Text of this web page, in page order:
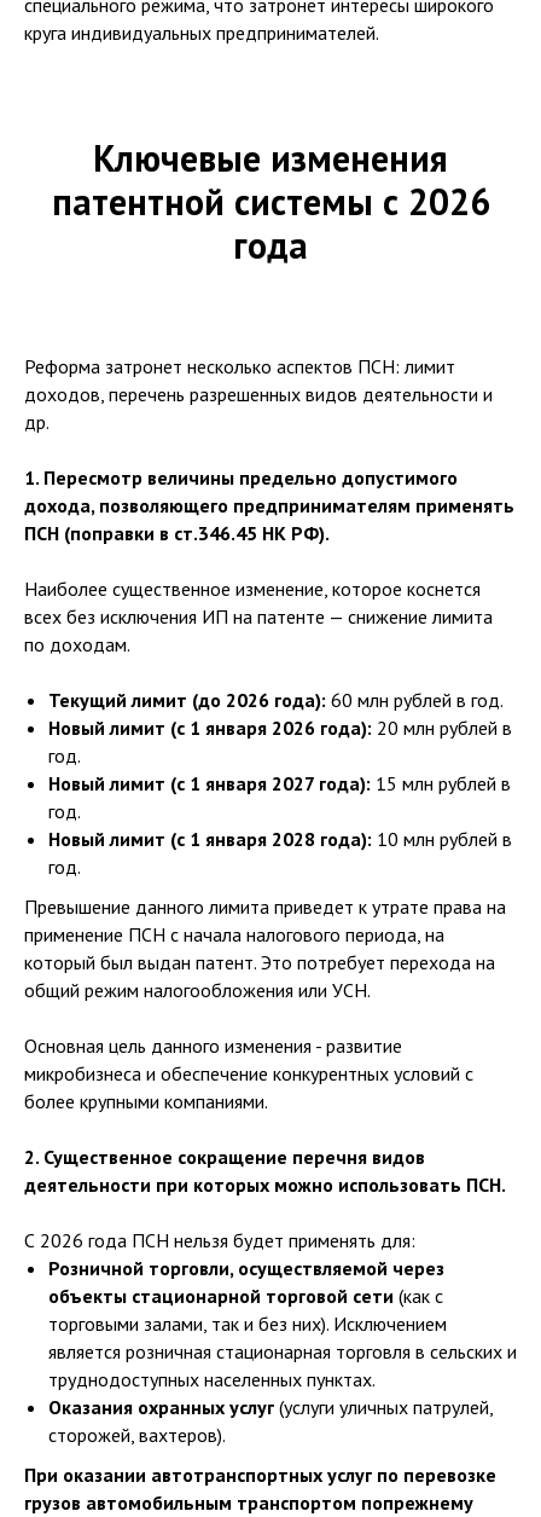
специального режима, что затронет интересы широкого
круга индивидуальных предпринимателей.
Ключевые изменения
патентной системы с 2026
года
Реформа затронет несколько аспектов ПСН: лимит
доходов, перечень разрешенных видов деятельности и
др.
1. Пересмотр величины предельно допустимого
дохода, позволяющего предпринимателям применять
ПСН (поправки в ст.346.45 НК РФ).
Наиболее существенное изменение, которое коснется
всех без исключения ИП на патенте — снижение лимита
по доходам.
Текущий лимит (до 2026 года): 60 млн рублей в год.
Новый лимит (с 1 января 2026 года): 20 млн рублей в
год.
Новый лимит (с 1 января 2027 года): 15 млн рублей в
год.
Новый лимит (с 1 января 2028 года): 10 млн рублей в
год.
Превышение данного лимита приведет к утрате права на
применение ПСН с начала налогового периода, на
который был выдан патент. Это потребует перехода на
общий режим налогообложения или УСН.
Основная цель данного изменения - развитие
микробизнеса и обеспечение конкурентных условий с
более крупными компаниями.
2. Существенное сокращение перечня видов
деятельности при которых можно использовать ПСН.
С 2026 года ПСН нельзя будет применять для:
Розничной торговли, осуществляемой через
объекты стационарной торговой сети (как с
торговыми залами, так и без них). Исключением
является розничная стационарная торговля в сельских и
труднодоступных населенных пунктах.
Оказания охранных услуг (услуги уличных патрулей,
сторожей, вахтеров).
При оказании автотранспортных услуг по перевозке
грузов автомобильным транспортом попрежнему